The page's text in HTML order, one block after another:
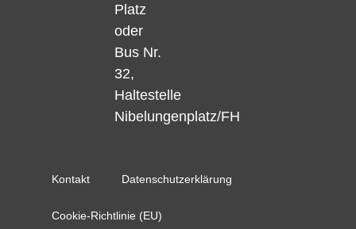
Platz
oder
Bus Nr.
32,
Haltestelle
Nibelungenplatz/FH
Kontakt Datenschutzerklärung
Cookie-Richtlinie (EU)